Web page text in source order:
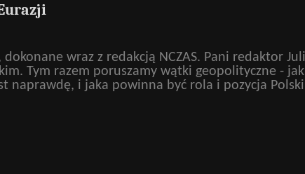
wraz z redakcją NCZAS. Pani redaktor
Tym razem poruszamy wątki geopolityczne -
naprawdę, i jaka powinna być rola i pozycja